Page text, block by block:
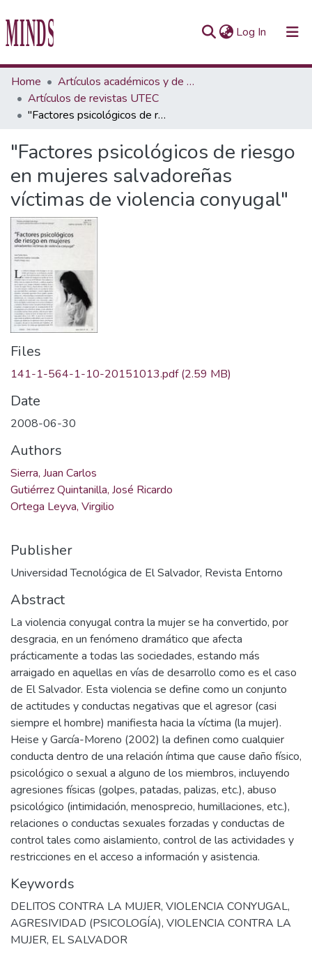
Log In (current)
Communities & Collections
All of Repository UTEC
Home
Artículos académicos y de opinión
Artículos de revistas UTEC
"Factores psicológicos de riesgo en mujeres salvadoreñas víctimas de violencia conyugal"
"Factores psicológicos de riesgo
en mujeres salvadoreñas
víctimas de violencia conyugal"
Files
141-1-564-1-10-20151013.pdf(2.59 MB)
Date
2008-06-30
Authors
Sierra, Juan Carlos
Gutiérrez Quintanilla, José Ricardo
Ortega Leyva, Virgilio
Publisher
Universidad Tecnológica de El Salvador, Revista Entorno
Abstract
La violencia conyugal contra la mujer se ha convertido, por
desgracia, en un fenómeno dramático que afecta
prácticamente a todas las sociedades, estando más
arraigado en aquellas en vías de desarrollo como es el caso
de El Salvador. Esta violencia se define como un conjunto
de actitudes y conductas negativas que el agresor (casi
siempre el hombre) manifiesta hacia la víctima (la mujer).
Heise y García-Moreno (2002) la definen como cualquier
conducta dentro de una relación íntima que cause daño físico,
psicológico o sexual a alguno de los miembros, incluyendo
agresiones físicas (golpes, patadas, palizas, etc.), abuso
psicológico (intimidación, menosprecio, humillaciones, etc.),
relaciones o conductas sexuales forzadas y conductas de
control tales como aislamiento, control de las actividades y
restricciones en el acceso a información y asistencia.
Keywords
DELITOS CONTRA LA MUJER, VIOLENCIA CONYUGAL,
AGRESIVIDAD (PSICOLOGÍA), VIOLENCIA CONTRA LA
MUJER, EL SALVADOR